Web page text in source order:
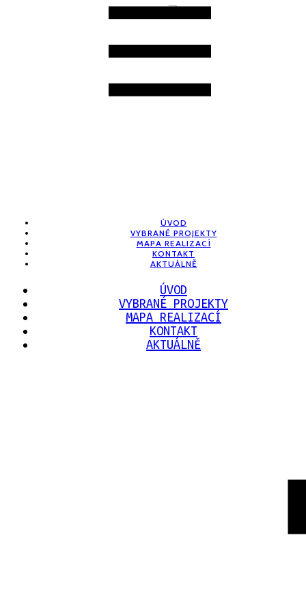
ÚVOD
VYBRANÉ PROJEKTY
MAPA REALIZACÍ
KONTAKT
AKTUÁLNĚ
ÚVOD
VYBRANÉ PROJEKTY
MAPA REALIZACÍ
KONTAKT
AKTUÁLNĚ